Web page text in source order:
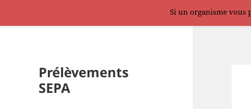
Prélèvements
SEPA
Si un organisme vous